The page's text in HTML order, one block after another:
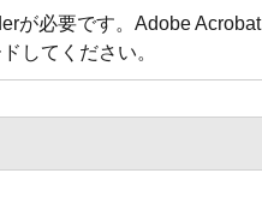
が必要です。Adobe Acrobat
してください。